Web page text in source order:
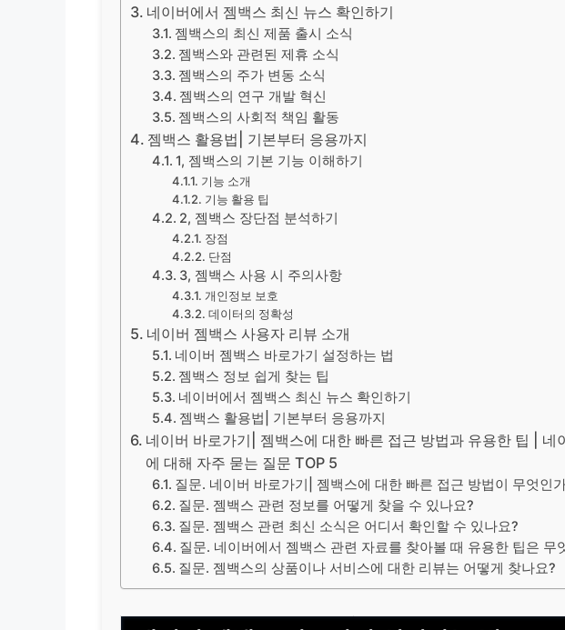
네이버에서 젬백스 최신 뉴스 확인하기
젬백스의 최신 제품 출시 소식
젬백스와 관련된 제휴 소식
젬백스의 주가 변동 소식
젬백스의 연구 개발 혁신
젬백스의 사회적 책임 활동
젬백스 활용법| 기본부터 응용까지
1, 젬백스의 기본 기능 이해하기
기능 소개
기능 활용 팁
2, 젬백스 장단점 분석하기
장점
단점
3, 젬백스 사용 시 주의사항
개인정보 보호
데이터의 정확성
네이버 젬백스 사용자 리뷰 소개
네이버 젬백스 바로가기 설정하는 법
젬백스 정보 쉽게 찾는 팁
네이버에서 젬백스 최신 뉴스 확인하기
젬백스 활용법| 기본부터 응용까지
네이버 바로가기| 젬백스에 대한 빠른 접근 방법과 유용한 팁 | 네
에 대해 자주 묻는 질문 TOP 5
질문. 네이버 바로가기| 젬백스에 대한 빠른 접근 방법이 무엇인
질문. 젬백스 관련 정보를 어떻게 찾을 수 있나요?
질문. 젬백스 관련 최신 소식은 어디서 확인할 수 있나요?
질문. 네이버에서 젬백스 관련 자료를 찾아볼 때 유용한 팁은 무
질문. 젬백스의 상품이나 서비스에 대한 리뷰는 어떻게 찾나요?